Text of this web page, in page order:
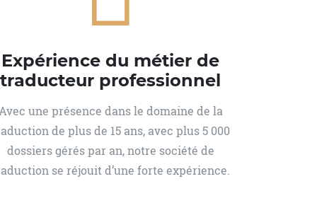
Expérience du métier de
traducteur professionnel
Avec une présence dans le domaine de la
de plus de 15 ans, avec plus 5 000
dossiers gérés par an, notre société de
se réjouit d’une forte expérience.